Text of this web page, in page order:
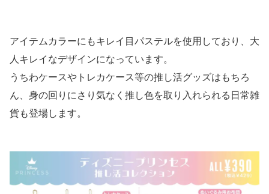
アイテムカラーにもキレイ目パステルを使用しており、大
人キレイなデザインになっています。
うちわケースやトレカケース等の推し活グッズはもちろ
ん、身の回りにさり気なく推し色を取り入れられる日常雑
貨も登場します。